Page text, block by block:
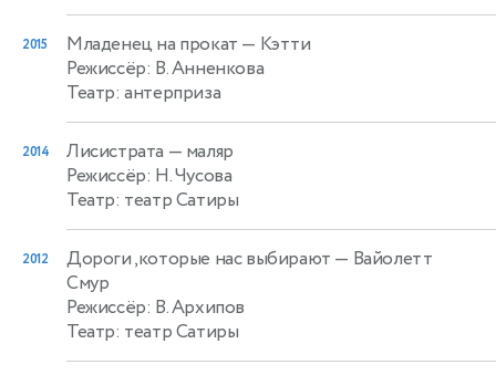
2015 Младенец на прокат — Кэтти
Режиссёр: В. Анненкова
Театр: антерприза
2014 Лисистрата — маляр
Режиссёр: Н. Чусова
Театр: театр Сатиры
2012 Дороги ,которые нас выбирают — Вайолетт
Смур
Режиссёр: В. Архипов
Театр: театр Сатиры